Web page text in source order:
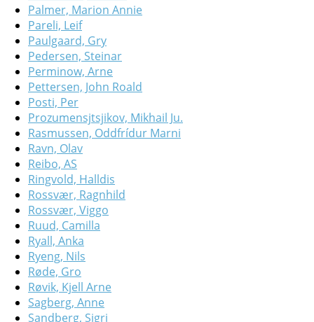
Palmer, Marion Annie
Pareli, Leif
Paulgaard, Gry
Pedersen, Steinar
Perminow, Arne
Pettersen, John Roald
Posti, Per
Prozumensjtsjikov, Mikhail Ju.
Rasmussen, Oddfrídur Marni
Ravn, Olav
Reibo, AS
Ringvold, Halldis
Rossvær, Ragnhild
Rossvær, Viggo
Ruud, Camilla
Ryall, Anka
Ryeng, Nils
Røde, Gro
Røvik, Kjell Arne
Sagberg, Anne
Sandberg, Sigri